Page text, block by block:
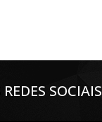
SOCIAIS